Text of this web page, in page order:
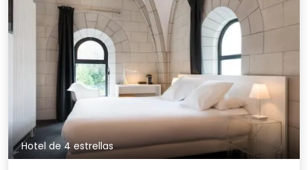
Hotel de 4 estrellas